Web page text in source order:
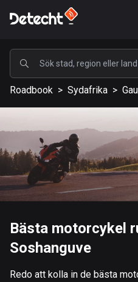
POPULÄRA
USA
587580 rutter
Sverige
203336 rutter
Storbritannien
115209 rutter
Afghanistan
Roadbook > Sydafrika >
Bästa motorcykel
Soshanguve
Redo att kolla in de bästa